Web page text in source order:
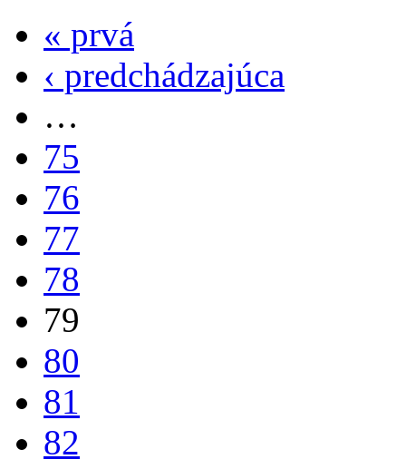
« prvá
‹ predchádzajúca
…
75
76
77
78
79
80
81
82